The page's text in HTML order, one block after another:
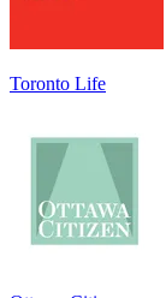
Toronto Life